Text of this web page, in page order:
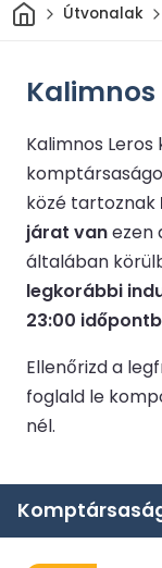
Otthon
Útvonalak
Kalimnos
Kalimnos
közé tartoznak
járat vanezen
általában
legkorábbi
23:00
Ellenőrizd a
foglald le
nél.